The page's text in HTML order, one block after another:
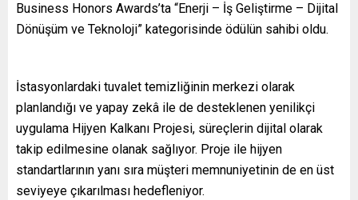
Business Honors Awards’ta “Enerji – İş Geliştirme – Dijital
Dönüşüm ve Teknoloji” kategorisinde ödülün sahibi oldu.
İstasyonlardaki tuvalet temizliğinin merkezi olarak
planlandığı ve yapay zekâ ile de desteklenen yenilikçi
uygulama Hijyen Kalkanı Projesi, süreçlerin dijital olarak
takip edilmesine olanak sağlıyor. Proje ile hijyen
standartlarının yanı sıra müşteri memnuniyetinin de en üst
seviyeye çıkarılması hedefleniyor.